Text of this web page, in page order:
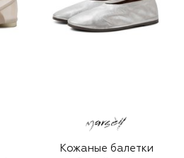
Кожаные балетки